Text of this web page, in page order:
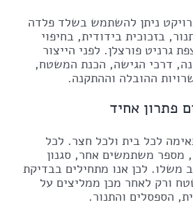
ניתן להשתמש בשלד פלדה
בזכוכית בידודית, בחיפוי
גרניט פורצלן. לפני הייצור
דרכי הגישה, הכנת המשטח,
ההובלה וההתקנה.
פתרון אחיד
לכל בית ולכל חצר. לכל
מספר משתמשים אחר, סגנון
משלו. לכן אנו מתחילים בבדיקת
ורק לאחר מכן ממליצים על
הספסלים והתנור.